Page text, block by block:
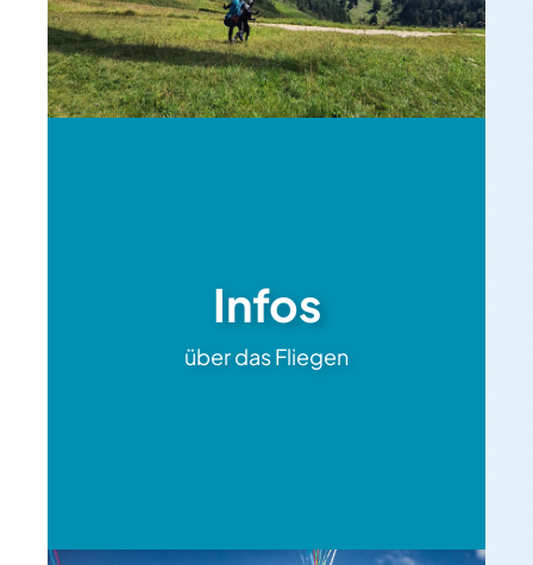
Infos
über das Fliegen